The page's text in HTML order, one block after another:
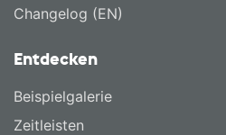
Changelog (EN)
Entdecken
Beispielgalerie
Zeitleisten